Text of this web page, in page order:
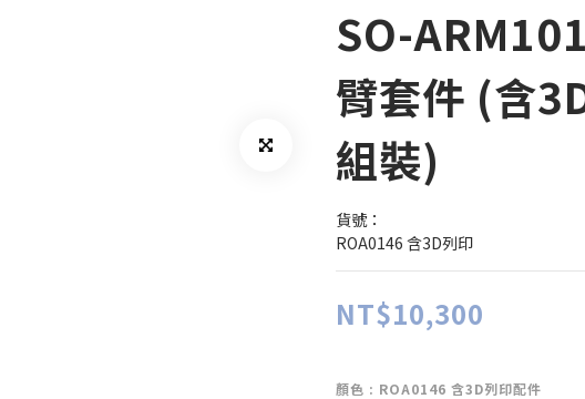
SO-
臂套件 (含
組裝)
貨號：
ROA0146 含3D列印
NT$10,300
顏色 : ROA0146 含3D列印配件